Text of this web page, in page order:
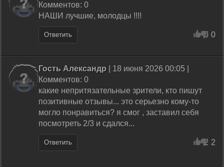
Комментов: 0
НАШИ лучшие, молодцы !!!!
Ответить 0 0
Гость Александр | 18 июня 2026 00:05 |
Комментов: 0
какие непритязательные зрители, кто пишут
позитивные отзывы... это серьезно кому-то
могло понравиться? я смог , заставил себя
посмотреть 2/3 и сдался...
Ответить 2 2